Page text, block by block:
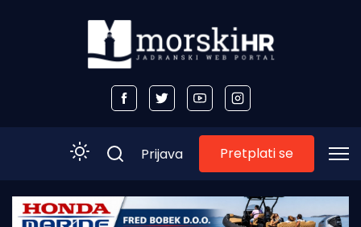
Početna
Prijava Pretplati se